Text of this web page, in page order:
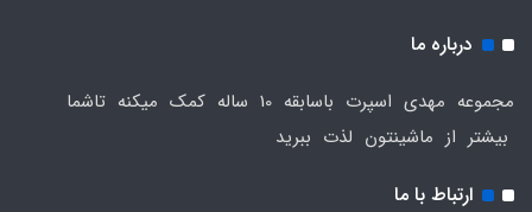
درباره ما
مجموعه مهدی اسپرت باسابقه 10 ساله کمک میکنه تاشما
بیشتر از ماشینتون لذت ببرید
ارتباط با ما